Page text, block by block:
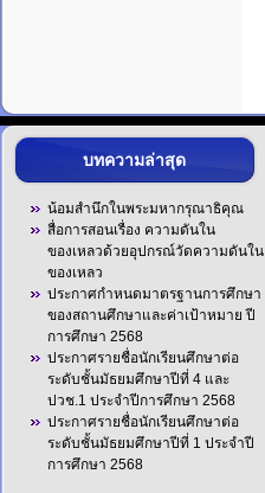
บทความล่าสุด
น้อมสำนึกในพระมหากรุณาธิคุณ
สื่อการสอนเรื่อง ความดันใน
ของเหลวด้วยอุปกรณ์วัดความดันใน
ของเหลว
ประกาศกำหนดมาตรฐานการศึกษา
ของสถานศึกษาและค่าเป้าหมาย ปี
การศึกษา 2568
ประกาศรายชื่อนักเรียนศึกษาต่อ
ระดับชั้นมัธยมศึกษาปีที่ 4 และ
ปวช.1 ประจำปีการศึกษา 2568
ประกาศรายชื่อนักเรียนศึกษาต่อ
ระดับชั้นมัธยมศึกษาปีที่ 1 ประจำปี
การศึกษา 2568